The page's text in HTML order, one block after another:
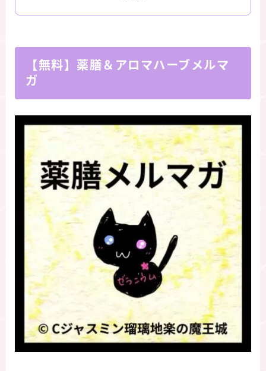
【無料】薬膳＆アロマハーブメルマ
ガ